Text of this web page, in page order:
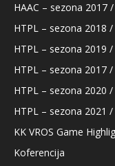
HAAC – sezona 2017
HTPL – sezona 2018 /
HTPL – sezona 2019 /
HTPL – sezona 2017 /
HTPL – sezona 2020 /
HTPL – sezona 2021
KK VROS Game
Koferencija